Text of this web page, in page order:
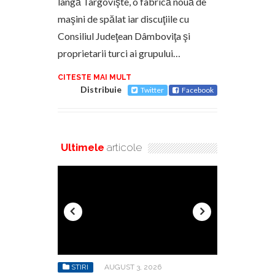
maşini de spălat iar discuţiile cu
Consiliul Judeţean Dâmboviţa şi
proprietarii turci ai grupului…
CITESTE MAI MULT
Distribuie Twitter Facebook
Ultimele articole
STIRI AUGUST 7, 2026